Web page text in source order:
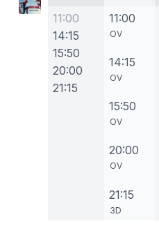
11:00
14:15
15:50
20:00
21:15
11:00
OV
14:15
OV
15:50
OV
20:00
OV
21:15
3D